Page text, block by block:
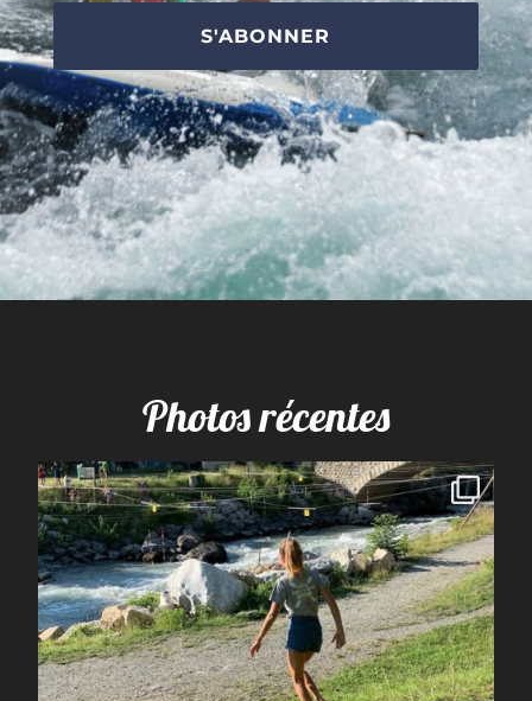
S'ABONNER
Photos récentes
spcoccanoekayakduloup